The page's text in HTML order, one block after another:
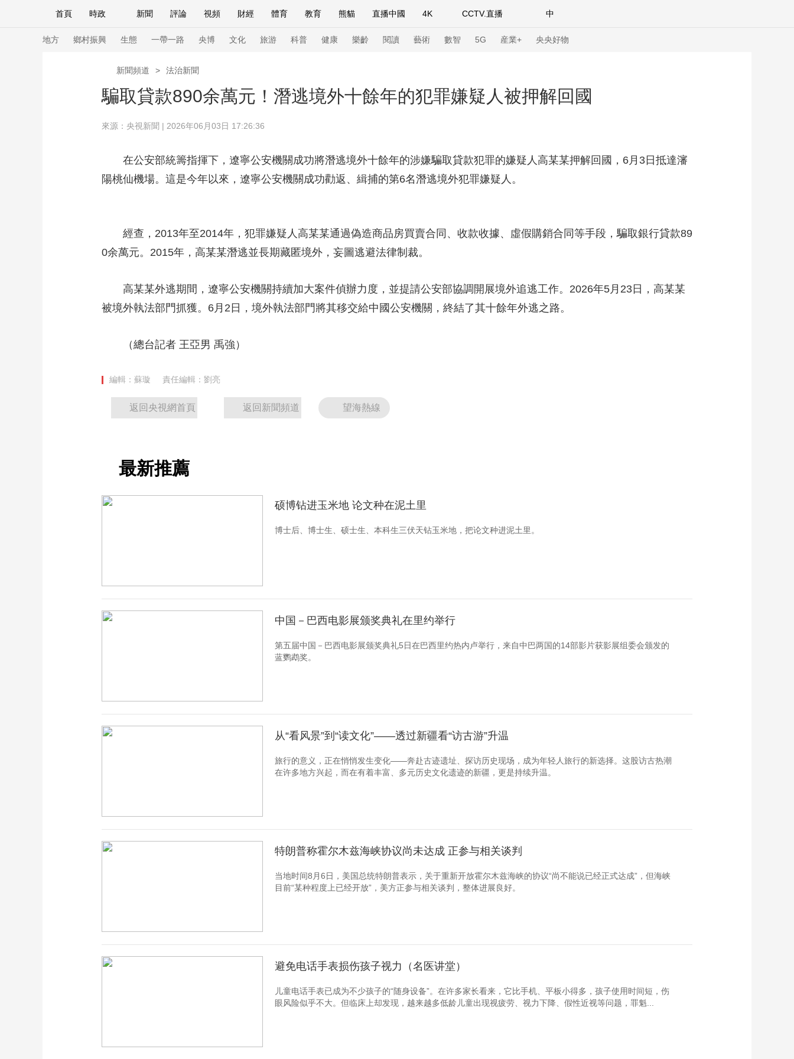
首頁 時政 新聞 評論 視頻 財經 體育 教育 熊貓 直播中國 4K CCTV.直播 中
人民領袖習近平 中國領導人 央視快評 習式妙語 熱解讀 天天學習
直播 片庫 欄目大全 節目單 聽音 微視頻 主持人 下載央視影音
海外頻道 iPanda English Монгол
地方 鄉村振興 生態 一帶一路 央博 文化 旅游 科普 健康 樂齡 閱讀 藝術 數智 5G 産業+ 央央好物
人民領袖習近平 聯播+ 熱解讀 天天學習 習式妙語 央視快評 央視網評 光華銳評 鋒面
小央視頻 小央直播 直播中國 熊貓頻道 VR/AR 4K專區 全景新聞
競猜 2026年世界盃 2026年冬奧會 CBA NBA 中超 國足 國際足球 網球 綜合體育 亞冬會
CCTV奧林匹克頻道 生活體育大會 體育江湖 文化體育 冰雪道路 足球道路
鄉村振興 生態環境 一帶一路 央博 非遺 文化 旅游 科普 健康 樂齡 閱讀 藝術 數智 5G 産業+
大國展會 大國保險 雲頂對話 雲起 超級工廠 智敬中國 全民健康 顏選攻略 海洋 時尚
CCTV.節目官網 直播 節目單 欄目
新聞頻道 > 法治新聞
騙取貸款890余萬元！潛逃境外十餘年的犯罪嫌疑人被押解回國
來源： 央視新聞 | 2026年06月03日 17:26:36
在公安部統籌指揮下，遼寧公安機關成功將潛逃境外十餘年的涉嫌騙取貸款犯罪的嫌疑人高某某押解回國，6月3日抵達瀋
陽桃仙機場。這是今年以來，遼寧公安機關成功勸返、緝捕的第6名潛逃境外犯罪嫌疑人。
經查，2013年至2014年，犯罪嫌疑人高某某通過偽造商品房買賣合同、收款收據、虛假購銷合同等手段，騙取銀行貸款89
0余萬元。2015年，高某某潛逃並長期藏匿境外，妄圖逃避法律制裁。
高某某外逃期間，遼寧公安機關持續加大案件偵辦力度，並提請公安部協調開展境外追逃工作。2026年5月23日，高某某
被境外執法部門抓獲。6月2日，境外執法部門將其移交給中國公安機關，終結了其十餘年外逃之路。
（總台記者 王亞男 禹強）
編輯：蘇璇 責任編輯：劉亮
返回央視網首頁 返回新聞頻道 望海熱線
最新推薦
硕博钻进玉米地 论文种在泥土里
博士后、博士生、硕士生、本科生三伏天钻玉米地，把论文种进泥土里。
中国－巴西电影展颁奖典礼在里约举行
第五届中国－巴西电影展颁奖典礼5日在巴西里约热内卢举行，来自中巴两国的14部影片获影展组委会颁发的
蓝鹦鹉奖。
从“看风景”到“读文化”——透过新疆看“访古游”升温
旅行的意义，正在悄悄发生变化——奔赴古迹遗址、探访历史现场，成为年轻人旅行的新选择。这股访古热潮
在许多地方兴起，而在有着丰富、多元历史文化遗迹的新疆，更是持续升温。
特朗普称霍尔木兹海峡协议尚未达成 正参与相关谈判
当地时间8月6日，美国总统特朗普表示，关于重新开放霍尔木兹海峡的协议“尚不能说已经正式达成”，但海峡
目前“某种程度上已经开放”，美方正参与相关谈判，整体进展良好。
避免电话手表损伤孩子视力（名医讲堂）
儿童电话手表已成为不少孩子的“随身设备”。在许多家长看来，它比手机、平板小得多，孩子使用时间短，伤
眼风险似乎不大。但临床上却发现，越来越多低龄儿童出现视疲劳、视力下降、假性近视等问题，罪魁...